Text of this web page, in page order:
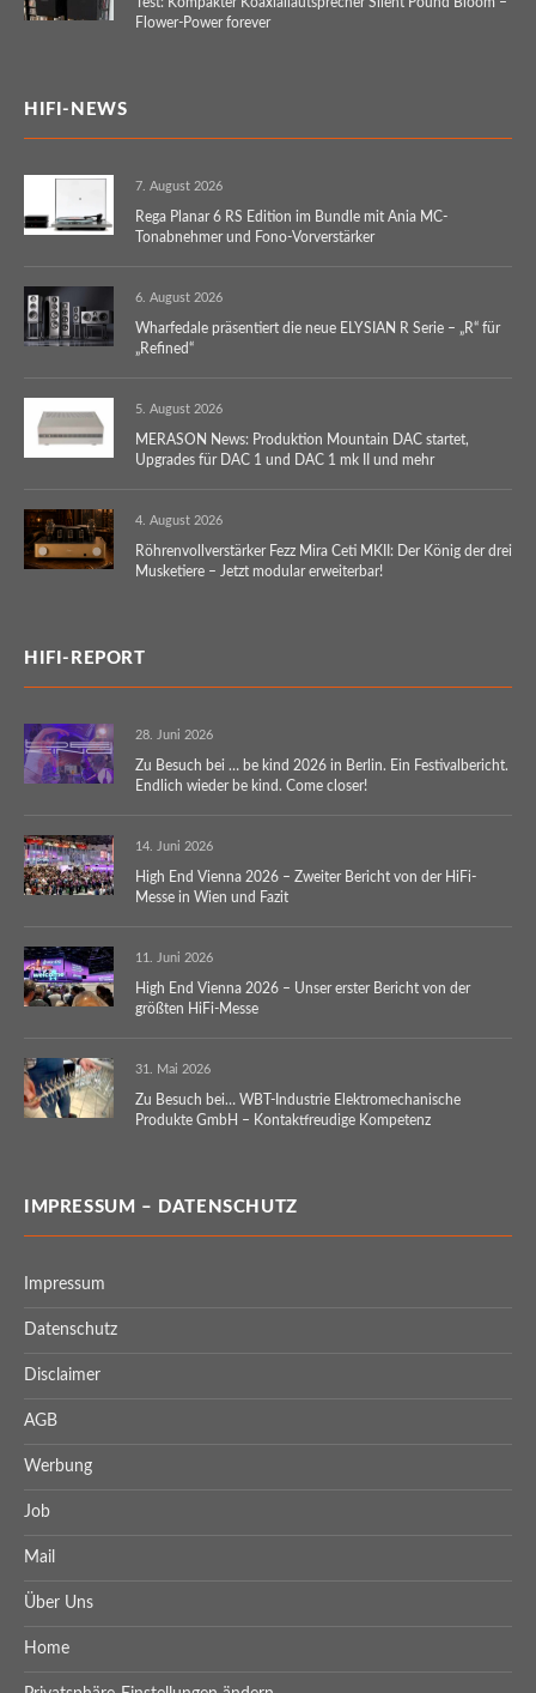
Flower-Power forever
HIFI-NEWS
7. August 2026
Rega Planar 6 RS Edition im Bundle mit Ania MC-
Tonabnehmer und Fono-Vorverstärker
6. August 2026
Wharfedale präsentiert die neue ELYSIAN R Serie – „R“ für
„Refined“
5. August 2026
MERASON News: Produktion Mountain DAC startet,
Upgrades für DAC 1 und DAC 1 mk II und mehr
4. August 2026
Röhrenvollverstärker Fezz Mira Ceti MKII: Der König der drei
Musketiere – Jetzt modular erweiterbar!
HIFI-REPORT
28. Juni 2026
Zu Besuch bei … be kind 2026 in Berlin. Ein Festivalbericht.
Endlich wieder be kind. Come closer!
14. Juni 2026
High End Vienna 2026 – Zweiter Bericht von der HiFi-
Messe in Wien und Fazit
11. Juni 2026
High End Vienna 2026 – Unser erster Bericht von der
größten HiFi-Messe
31. Mai 2026
Zu Besuch bei… WBT-Industrie Elektromechanische
Produkte GmbH – Kontaktfreudige Kompetenz
IMPRESSUM – DATENSCHUTZ
Impressum
Datenschutz
Disclaimer
AGB
Werbung
Job
Mail
Über Uns
Home